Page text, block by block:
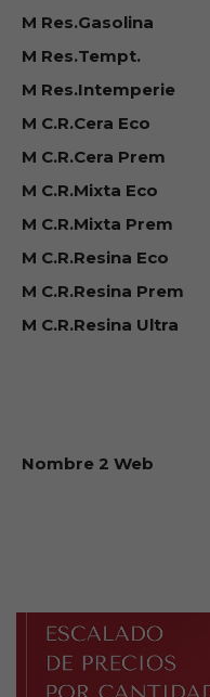
M Res.Gasolina
M Res.Tempt.
M Res.Intemperie
M C.R.Cera Eco
M C.R.Cera Prem
M C.R.Mixta Eco
M C.R.Mixta Prem
M C.R.Resina Eco
M C.R.Resina Prem
M C.R.Resina Ultra
Nombre 2 Web